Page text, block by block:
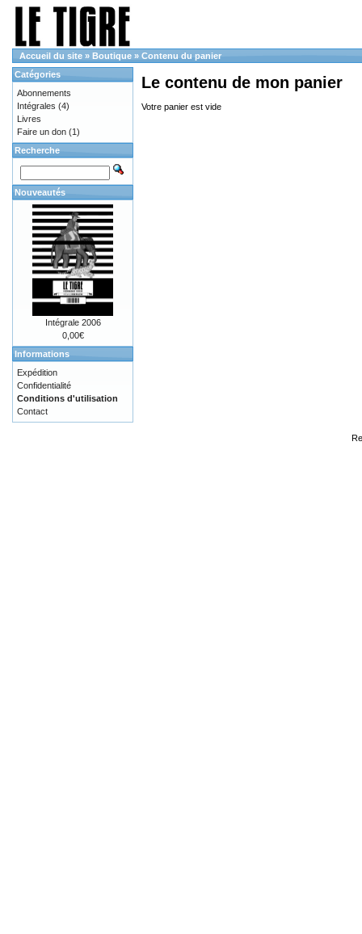
Accueil du site » Boutique » Contenu du panier
Le contenu de mon panier
Votre panier est vide
Catégories
Abonnements
Intégrales (4)
Livres
Faire un don (1)
Recherche
Nouveautés
Intégrale 2006
0,00€
Informations
Expédition
Confidentialité
Conditions d'utilisation
Contact